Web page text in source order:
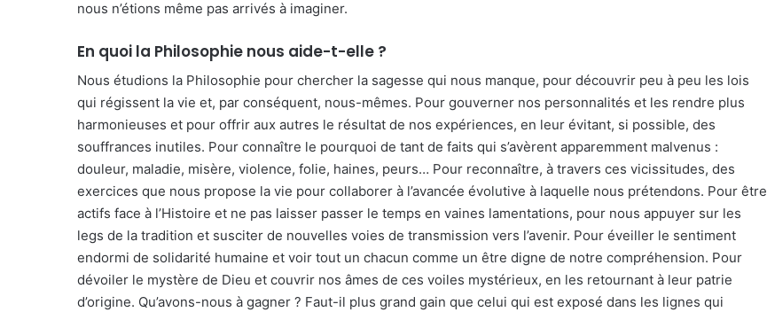
nous n’étions même pas arrivés à imaginer.
En quoi la Philosophie nous aide-t-elle ?
Nous étudions la Philosophie pour chercher la sagesse qui nous manque, pour découvrir peu à peu les lois
qui régissent la vie et, par conséquent, nous-mêmes. Pour gouverner nos personnalités et les rendre plus
harmonieuses et pour offrir aux autres le résultat de nos expériences, en leur évitant, si possible, des
souffrances inutiles. Pour connaître le pourquoi de tant de faits qui s’avèrent apparemment malvenus :
douleur, maladie, misère, violence, folie, haines, peurs… Pour reconnaître, à travers ces vicissitudes, des
exercices que nous propose la vie pour collaborer à l’avancée évolutive à laquelle nous prétendons. Pour être
actifs face à l’Histoire et ne pas laisser passer le temps en vaines lamentations, pour nous appuyer sur les
legs de la tradition et susciter de nouvelles voies de transmission vers l’avenir. Pour éveiller le sentiment
endormi de solidarité humaine et voir tout un chacun comme un être digne de notre compréhension. Pour
dévoiler le mystère de Dieu et couvrir nos âmes de ces voiles mystérieux, en les retournant à leur patrie
d’origine. Qu’avons-nous à gagner ? Faut-il plus grand gain que celui qui est exposé dans les lignes qui